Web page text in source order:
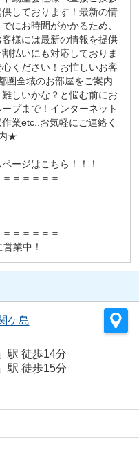
しております！最新の情
にお時間がかかるため、
様には最新の情報を提供
払いにも対応しておりま
ください！お忙しいお客
圏全域のお部屋をご案内
しいかな？と悩む前にお
プまで！インターネット
業etc..お気軽にご連絡く
★
ージはこちら！！！
＝＝＝＝＝
＝＝＝＝＝
業中！
ケ島
駅 徒歩14分
駅 徒歩15分